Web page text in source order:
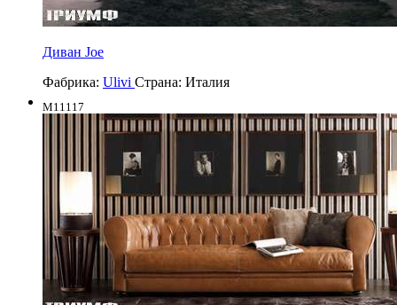
Диван Joe
Фабрика: Ulivi Страна: Италия
M11117